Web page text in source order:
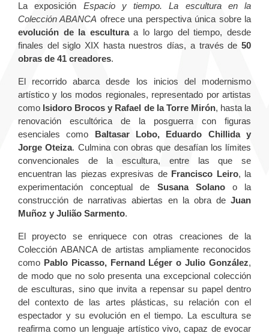
La exposición Espacio y tiempo. La escultura en la
Colección ABANCA ofrece una perspectiva única sobre la
evolución de la esculturaa lo largo del tiempo, desde
finales del siglo XIX hasta nuestros días, a través de 50
obras de 41 creadores.
El recorrido abarca desde los inicios del modernismo
artístico y los modos regionales, representado por artistas
como Isidoro Brocos y Rafael de la Torre Mirón, hasta la
renovación escultórica de la posguerra con figuras
esenciales como Baltasar Lobo, Eduardo Chillida y
Jorge Oteiza. Culmina con obras que desafían los límites
convencionales de la escultura, entre las que se
encuentran las piezas expresivas de Francisco Leiro, la
experimentación conceptual de Susana Solanoo la
construcción de narrativas abiertas en la obra de Juan
Muñoz y Julião Sarmento.
El proyecto se enriquece con otras creaciones de la
Colección ABANCA de artistas ampliamente reconocidos
como Pablo Picasso, Fernand Léger o Julio González,
de modo que no solo presenta una excepcional colección
de esculturas, sino que invita a repensar su papel dentro
del contexto de las artes plásticas, su relación con el
espectador y su evolución en el tiempo. La escultura se
reafirma como un lenguaje artístico vivo, capaz de evocar